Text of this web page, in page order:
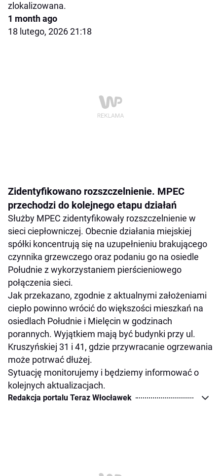
zlokalizowana.
1 month ago
18 lutego, 2026 21:18
Zidentyfikowano rozszczelnienie. MPEC
przechodzi do kolejnego etapu działań
Służby MPEC zidentyfikowały rozszczelnienie w
sieci ciepłowniczej. Obecnie działania miejskiej
spółki koncentrują się na uzupełnieniu brakującego
czynnika grzewczego oraz podaniu go na osiedle
Południe z wykorzystaniem pierścieniowego
połączenia sieci.
Jak przekazano, zgodnie z aktualnymi założeniami
ciepło powinno wrócić do większości mieszkań na
osiedlach Południe i Mielęcin w godzinach
porannych. Wyjątkiem mają być budynki przy ul.
Kruszyńskiej 31 i 41, gdzie przywracanie ogrzewania
może potrwać dłużej.
Sytuację monitorujemy i będziemy informować o
kolejnych aktualizacjach.
Redakcja portalu Teraz Włocławek